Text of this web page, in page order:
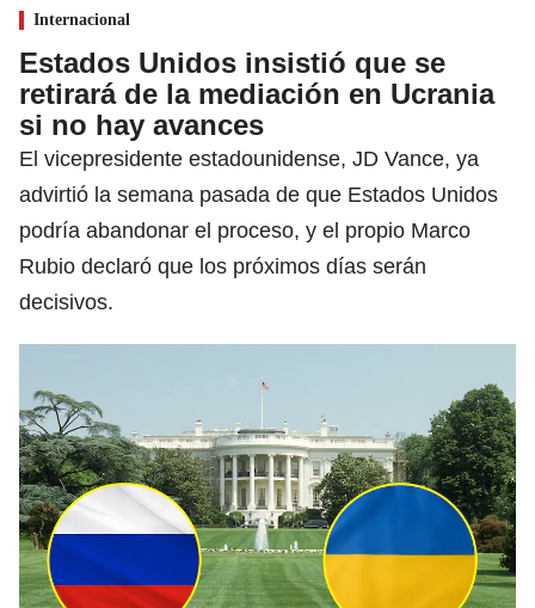
Internacional
Estados Unidos insistió que se
retirará de la mediación en Ucrania
si no hay avances
El vicepresidente estadounidense, JD Vance, ya
advirtió la semana pasada de que Estados Unidos
podría abandonar el proceso, y el propio Marco
Rubio declaró que los próximos días serán
decisivos.